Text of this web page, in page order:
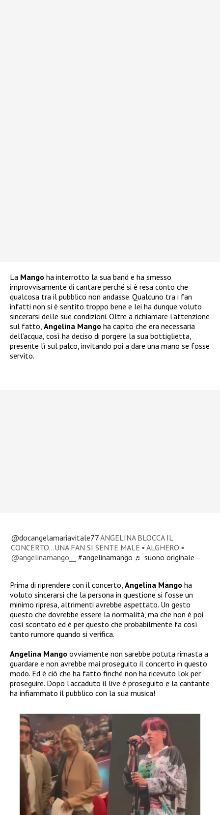
La Mango ha interrotto la sua band e ha smesso
improvvisamente di cantare perché si è resa conto che
qualcosa tra il pubblico non andasse. Qualcuno tra i fan
infatti non si è sentito troppo bene e lei ha dunque voluto
sincerarsi delle sue condizioni. Oltre a richiamare l’attenzione
sul fatto, Angelina Mango ha capito che era necessaria
dell’acqua, così ha deciso di porgere la sua bottiglietta,
presente lì sul palco, invitando poi a dare una mano se fosse
servito.
@docangelamariavitale77ANGELINA BLOCCA IL
CONCERTO…UNA FAN SI SENTE MALE ▪︎ ALGHERO ▪︎
@angelinamango__#angelinamango ♬ suono originale –
Prima di riprendere con il concerto, Angelina Mango ha
voluto sincerarsi che la persona in questione si fosse un
minimo ripresa, altrimenti avrebbe aspettato. Un gesto
questo che dovrebbe essere la normalità, ma che non è poi
così scontato ed è per questo che probabilmente fa così
tanto rumore quando si verifica.
Angelina Mango ovviamente non sarebbe potuta rimasta a
guardare e non avrebbe mai proseguito il concerto in questo
modo. Ed è ciò che ha fatto finché non ha ricevuto l’ok per
proseguire. Dopo l’accaduto il live è proseguito e la cantante
ha infiammato il pubblico con la sua musica!